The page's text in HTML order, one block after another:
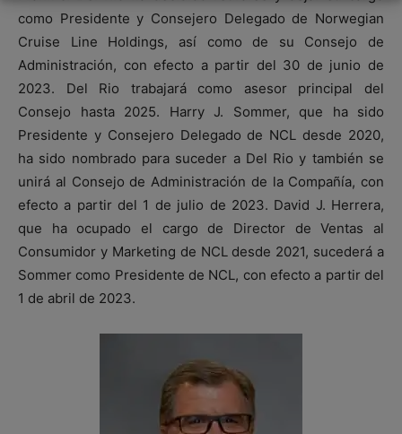
como Presidente y Consejero Delegado de Norwegian
Cruise Line Holdings, así como de su Consejo de
Administración, con efecto a partir del 30 de junio de
2023. Del Rio trabajará como asesor principal del
Consejo hasta 2025. Harry J. Sommer, que ha sido
Presidente y Consejero Delegado de NCL desde 2020,
ha sido nombrado para suceder a Del Rio y también se
unirá al Consejo de Administración de la Compañía, con
efecto a partir del 1 de julio de 2023. David J. Herrera,
que ha ocupado el cargo de Director de Ventas al
Consumidor y Marketing de NCL desde 2021, sucederá a
Sommer como Presidente de NCL, con efecto a partir del
1 de abril de 2023.